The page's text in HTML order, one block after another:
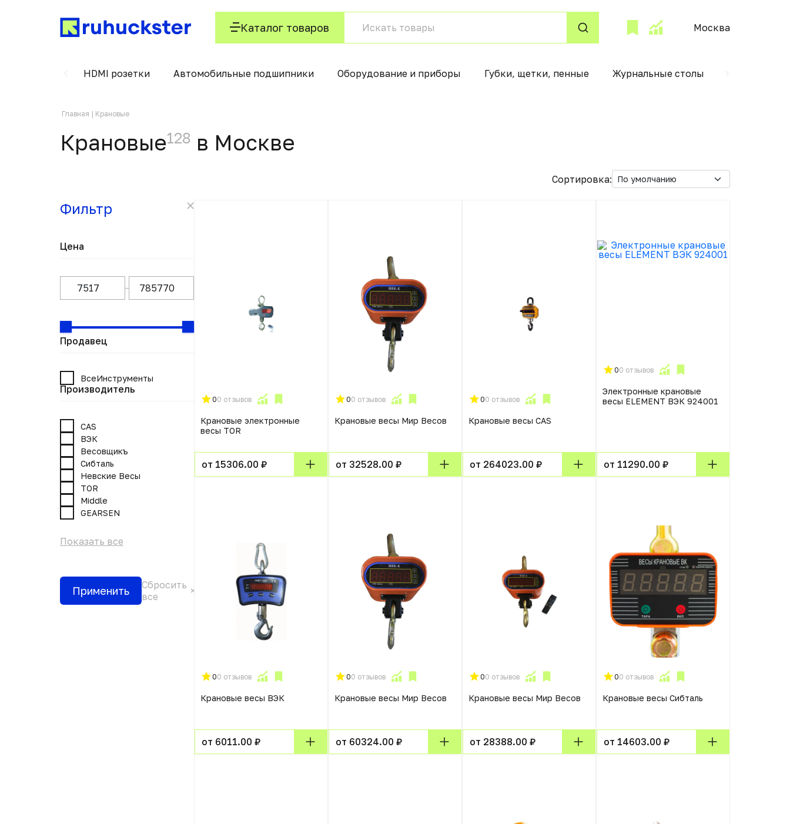
Каталог товаров Москва
HDMI розетки Автомобильные подшипники Оборудование и приборы Губки, щетки, пенные Журнальные столы
Главная Крановые
Крановые128 в Москвe
Сортировка:
Фильтр
Цена
Продавец
ВсеИнструменты
Производитель
CAS
ВЭК
Весовщикъ
Сибталь
Невские Весы
TOR
Middle
GEARSEN
Показать все
Применить
Сбросить
все
00 отзывов
Крановые электронные
весы TOR
от 15306.00 ₽
00 отзывов
Крановые весы Мир Весов
от 32528.00 ₽
00 отзывов
Крановые весы CAS
от 264023.00 ₽
00 отзывов
Электронные крановые
весы ELEMENT ВЭК 924001
от 11290.00 ₽
00 отзывов
Крановые весы ВЭК
от 6011.00 ₽
00 отзывов
Крановые весы Мир Весов
от 60324.00 ₽
00 отзывов
Крановые весы Мир Весов
от 28388.00 ₽
00 отзывов
Крановые весы Сибталь
от 14603.00 ₽